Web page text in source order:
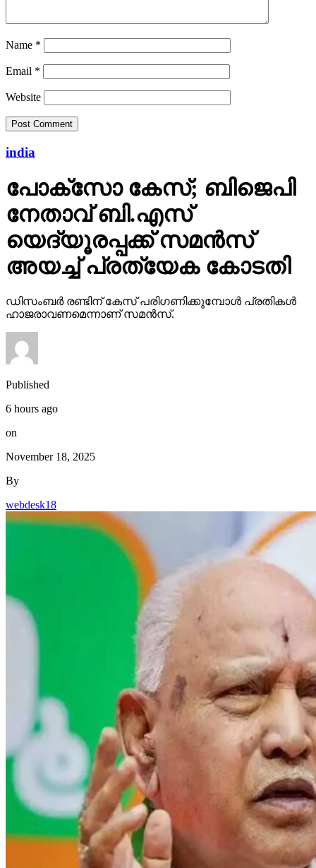
Name *
Email *
Website
india
പോക്‌സോ കേസ്; ബിജെപി
നേതാവ് ബി.എസ്
യെദ്യൂരപ്പക്ക് സമന്‍സ്
അയച്ച് പ്രത്യേക കോടതി
ഡിസംബര്‍ രണ്ടിന് കേസ് പരിഗണിക്കുമ്പോള്‍ പ്രതികള്‍
ഹാജരാവണമെന്നാണ് സമന്‍സ്.
Published
6 hours ago
on
November 18, 2025
By
webdesk18